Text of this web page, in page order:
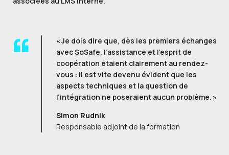
« Je dois dire que, dès les premiers échanges
avec SoSafe, l’assistance et l’esprit de
coopération étaient clairement au rendez-
vous : il est vite devenu évident que les
aspects techniques et la question de
l’intégration ne poseraient aucun problème. »
Simon Rudnik
Responsable adjoint de la formation